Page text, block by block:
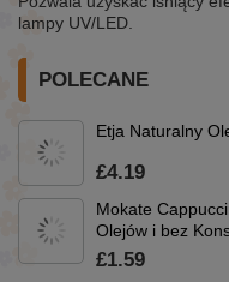
lampy UV/LED.
POLECANE
Etja Naturalny
£4.19
Mokate
Olejów i bez
£1.59